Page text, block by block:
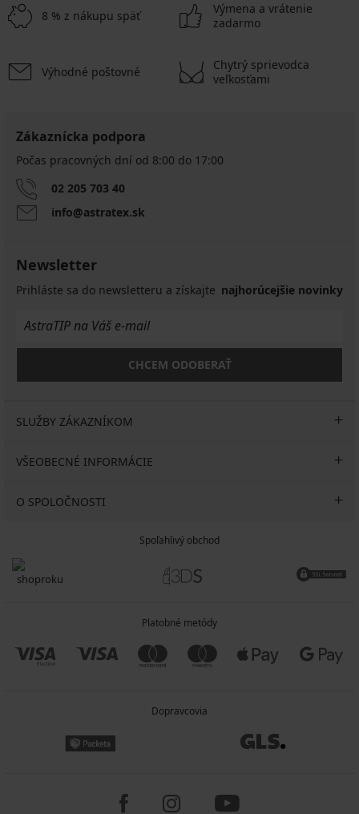
8 % z nákupu späť
Výmena a vrátenie
zadarmo
Výhodné poštovné
Chytrý sprievodca
veľkosťami
Zákaznícka podpora
Počas pracovných dní od 8:00 do 17:00
02 205 703 40
info@astratex.sk
Newsletter
Prihláste sa do newsletteru a získajte najhorúcejšie novinky
CHCEM ODOBERAŤ
SLUŽBY ZÁKAZNÍKOM
VŠEOBECNÉ INFORMÁCIE
O SPOLOČNOSTI
Spoľahlivý obchod
Platobné metódy
Dopravcovia